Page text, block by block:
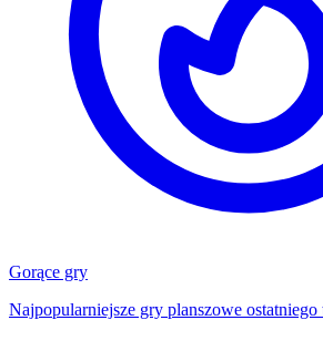
Gorące gry
Najpopularniejsze gry planszowe ostatniego